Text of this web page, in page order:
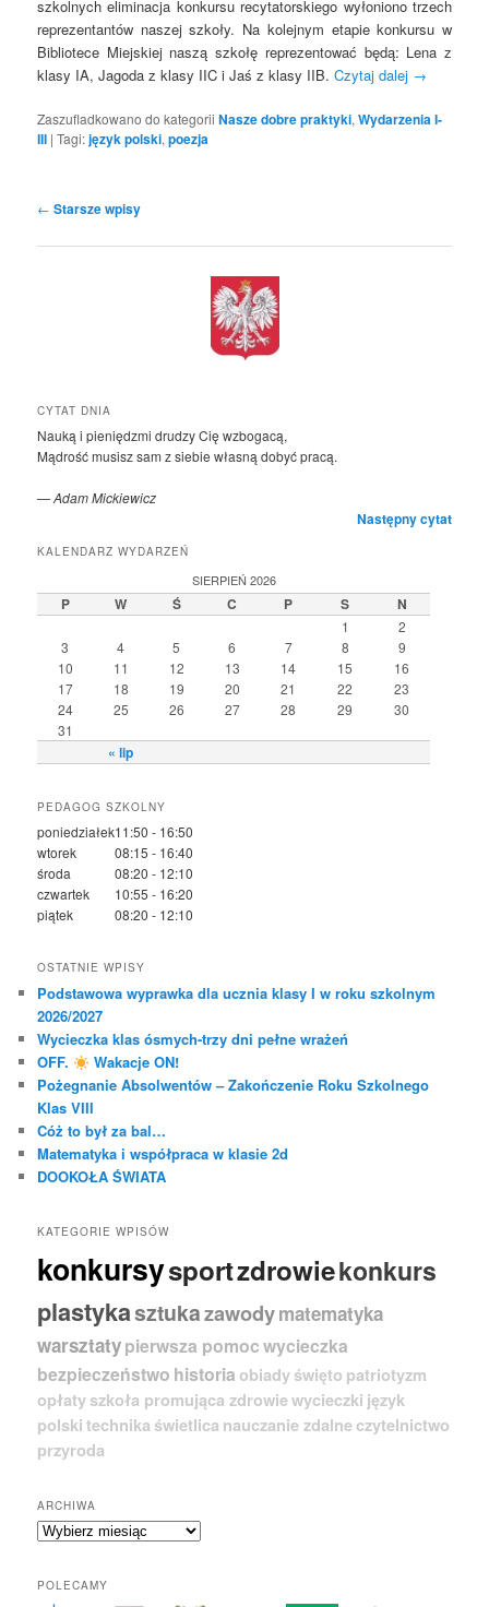
szkolnych eliminacja konkursu recytatorskiego wyłoniono trzech
reprezentantów naszej szkoły. Na kolejnym etapie konkursu w
Bibliotece Miejskiej naszą szkołę reprezentować będą: Lena z
klasy IA, Jagoda z klasy IIC i Jaś z klasy IIB.Czytaj dalej →
Zaszufladkowano do kategorii Nasze dobre praktyki,Wydarzenia I-
III |Tagi:język polski,poezja
Nawigacja
wpisach
← Starsze wpisy
CYTAT DNIA
Nauką i pieniędzmi drudzy Cię wzbogacą,
Mądrość musisz sam z siebie własną dobyć pracą.
—Adam Mickiewicz
Następny cytat
KALENDARZ WYDARZEŃ
SIERPIEŃ 2026
P W Ś C P S N
« lip
1
2
3
4 5 6 7 8
9
10
11 12 13 14 15
16
17
18 19 20 21 22
23
24
25 26 27 28 29
30
31
PEDAGOG SZKOLNY
poniedziałek11:50 - 16:50
wtorek
08:15 - 16:40
środa
08:20 - 12:10
czwartek
10:55 - 16:20
piątek
08:20 - 12:10
OSTATNIE WPISY
Podstawowa wyprawka dla ucznia klasy I w roku szkolnym
2026/2027
Wycieczka klas ósmych-trzy dni pełne wrażeń
OFF.
Wakacje ON!
Pożegnanie Absolwentów – Zakończenie Roku Szkolnego
Klas VIII
Cóż to był za bal…
Matematyka i współpraca w klasie 2d
DOOKOŁA ŚWIATA
KATEGORIE WPISÓW
konkursysportzdrowiekonkurs
plastykasztukazawodymatematyka
warsztatypierwsza pomocwycieczka
bezpieczeństwo historia obiadyświęto patriotyzm
opłatyszkoła promująca zdrowiewycieczki język
polskitechnika świetlica nauczanie zdalneczytelnictwo
przyroda
ARCHIWA
A
h
POLECAMY